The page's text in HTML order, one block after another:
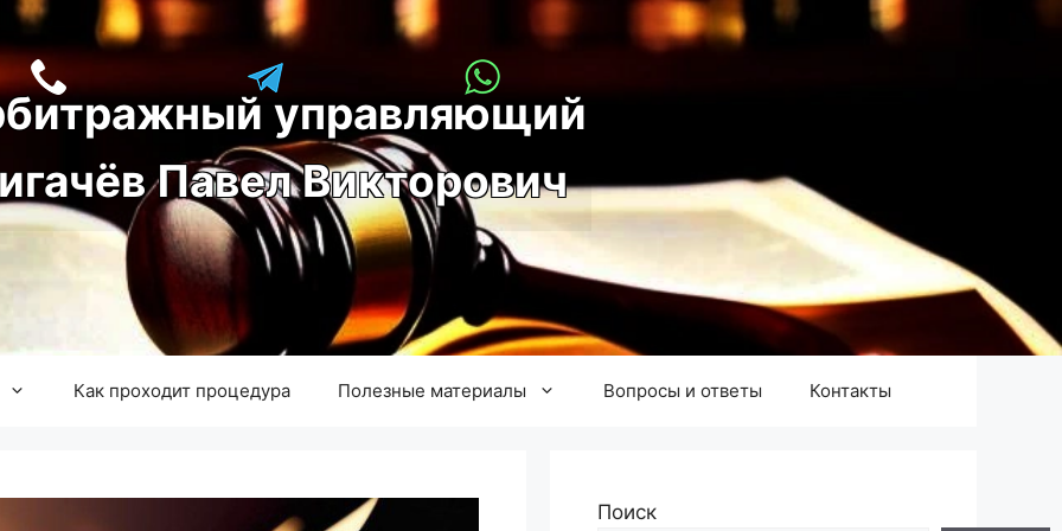
управляющий
игачёв Павел Викторович
Как проходит процедура Полезные материалы Вопросы и ответы Контакты
Поиск